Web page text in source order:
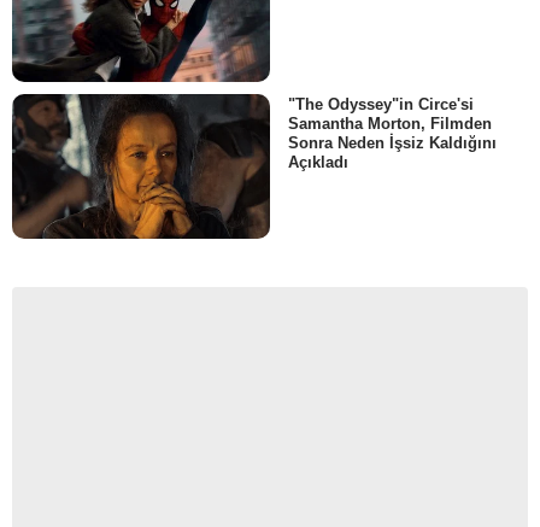
"The Odyssey"in Circe'si
Samantha Morton, Filmden
Sonra Neden İşsiz Kaldığını
Açıkladı